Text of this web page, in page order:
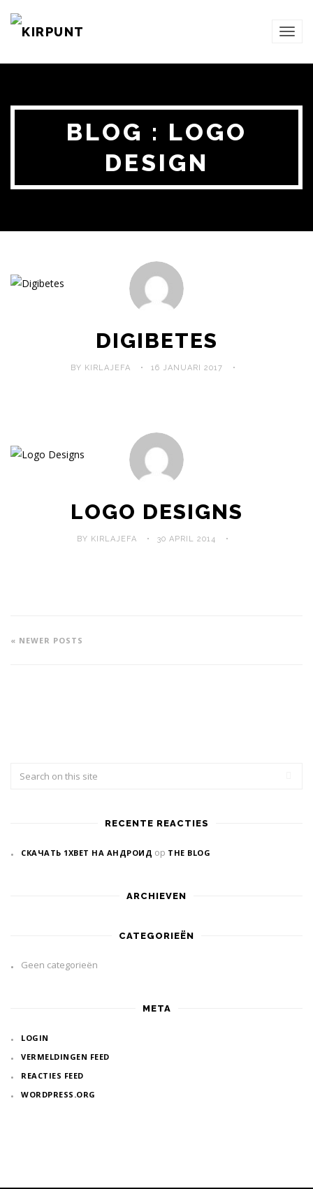
BLOG : LOGO
DESIGN
DIGIBETES
BY KIRLAJEFA 16 JANUARI 2017
LOGO DESIGNS
BY KIRLAJEFA 30 APRIL 2014
« NEWER POSTS
RECENTE REACTIES
СКАЧАТЬ 1XBET НА АНДРОИД op THE BLOG
ARCHIEVEN
CATEGORIEËN
Geen categorieën
META
LOGIN
VERMELDINGEN FEED
REACTIES FEED
WORDPRESS.ORG